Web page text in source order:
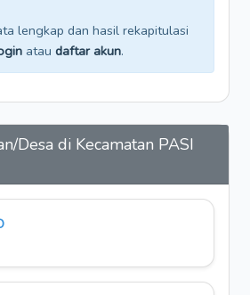
lengkap dan hasil rekapitulasi
atau daftar akun.
Desa di Kecamatan PASI